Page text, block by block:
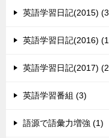
英語学習日記(2015)
英語学習日記(2016)
英語学習日記(2017)
英語学習番組 (3)
語源で語彙力増強 (1)